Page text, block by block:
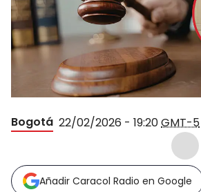
Bogotá 22/02/2026 - 19:20GMT-5
Añadir Caracol Radio en Google